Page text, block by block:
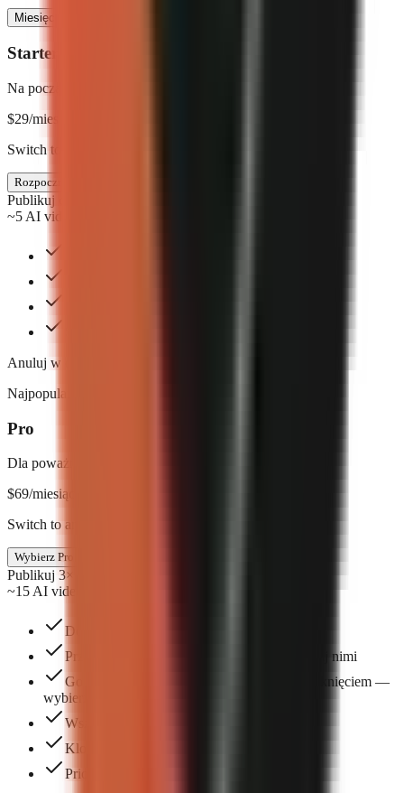
Miesięcznie
Starter
Na początek
$29/miesiąc
Switch to annual & save $58
Rozpocznij
Publikuj co tydzień
~5 AI videos/mo
Anuluj w dowolnym momencie. Bez umów.
Najpopularniejszy
Pro
Dla poważnych twórców
$69/miesiąc
Switch to annual & save $138
Wybierz Pro
Publikuj 3× w tygodniu
~15 AI videos/mo
Do 3 miejsc w zespole
Przesyłaj własne zdjęcia i filmy oraz zarządzaj nimi
Gotowe formaty, które utworzysz jednym kliknięciem —
wybierz jeden, aby zacząć.
Wszystkie style napisów
Klonowanie głosu
Priority support and workflow guidance